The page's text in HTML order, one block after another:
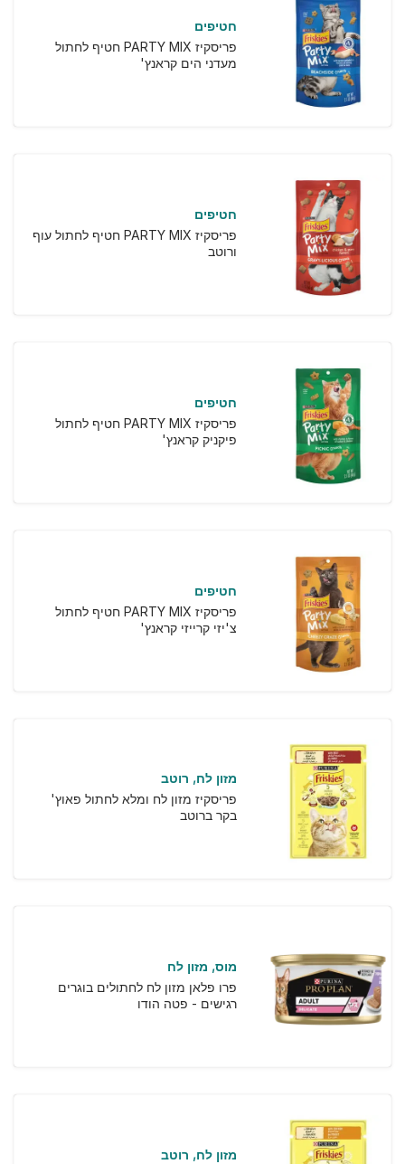
חטיפים
פריסקיז PARTY MIX חטיף לחתול
מעדני הים קראנץ'
חטיפים
פריסקיז PARTY MIX חטיף לחתול עוף
ורוטב
חטיפים
פריסקיז PARTY MIX חטיף לחתול
פיקניק קראנץ'
חטיפים
פריסקיז PARTY MIX חטיף לחתול
צ'יזי קרייזי קראנץ'
מזון לח רוטב
פריסקיז מזון לח ומלא לחתול פאוץ'
בקר ברוטב
מוס מזון לח
פרו פלאן מזון לח לחתולים בוגרים
רגישים - פטה הודו
מזון לח רוטב